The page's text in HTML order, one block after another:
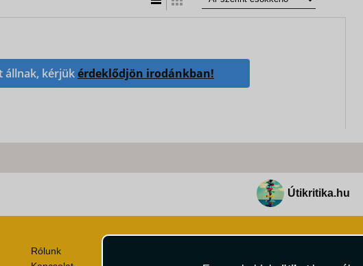
állnak, kérjükérdeklődjön irodánkban!
Útikritika.hu
Rólunk